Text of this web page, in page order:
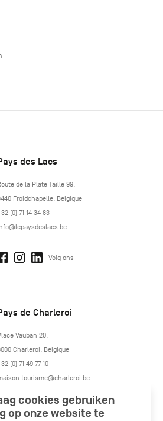
des Lacs
www.lepaysdeslacs.be/
de la Plate Taille 99,
Froidchapelle, Belgique
(0) 71 14 34 83
Volg ons
de Charleroi
www.paysdecharleroi.be/
Vauban 20,
Charleroi Belgique
(0) 71 49 77 10
Volg ons
cookies gebruiken
op onze website te